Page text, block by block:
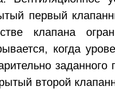
первый
клапана
когда
второй